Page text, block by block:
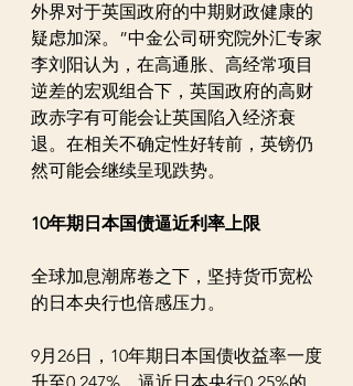
外界对于英国政府的中期财政健康的
疑虑加深。”中金公司研究院外汇专家
李刘阳认为，在高通胀、高经常项目
逆差的宏观组合下，英国政府的高财
政赤字有可能会让英国陷入经济衰
退。在相关不确定性好转前，英镑仍
然可能会继续呈现跌势。
10年期日本国债逼近利率上限
全球加息潮席卷之下，坚持货币宽松
的日本央行也倍感压力。
9月26日，10年期日本国债收益率一度